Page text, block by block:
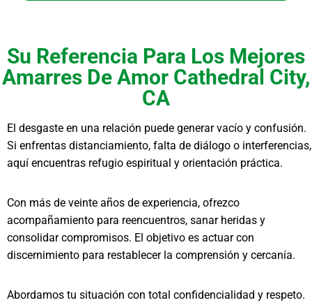
Su Referencia Para Los Mejores
Amarres De Amor Cathedral City,
CA
El desgaste en una relación puede generar vacío y confusión.
Si enfrentas distanciamiento, falta de diálogo o interferencias,
aquí encuentras refugio espiritual y orientación práctica.
Con más de veinte años de experiencia, ofrezco
acompañamiento para reencuentros, sanar heridas y
consolidar compromisos. El objetivo es actuar con
discernimiento para restablecer la comprensión y cercanía.
Abordamos tu situación con total confidencialidad y respeto.